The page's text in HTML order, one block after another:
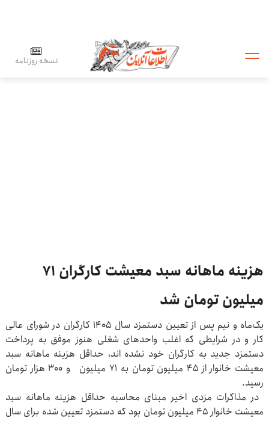
نسخه روزنامه
هزینه ماهانه سبد معیشت کارگران ۷۱
میلیون تومان شد
یک‌ماه و نیم پس از تعیین دستمزد سال ۱۴۰۵ کارگران در شورای عالی
کار و در شرایطی که اغلب واحدهای شغلی هنوز موفق به پرداخت
دستمزد جدید به کارگران خود نشده اند، حداقل هزینه ماهانه سبد
معیشت خانوار از ۴۵ میلیون تومان به ۷۱ میلیون و ۳۰۰ هزار تومان
رسید.
در مذاکرات مزدی اخیر مبنای محاسبه حداقل هزینه ماهانه سبد
معیشت خانوار ۴۵ میلیون تومان بود که دستمزد تعیین شده برای سال